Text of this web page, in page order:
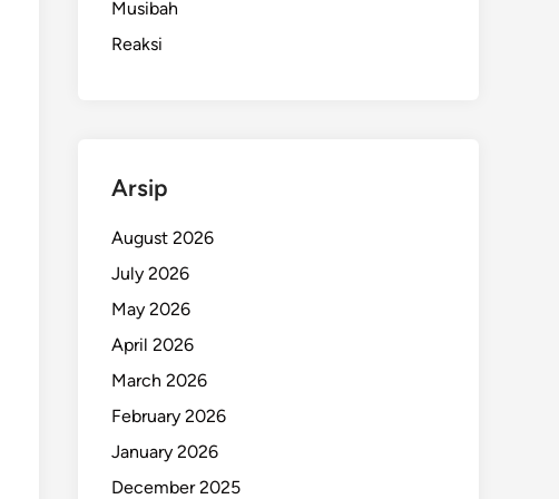
Musibah
Reaksi
Arsip
August 2026
July 2026
May 2026
April 2026
March 2026
February 2026
January 2026
December 2025